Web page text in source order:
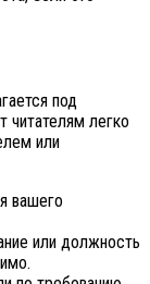
под
читателям легко
или
вашего
или должность